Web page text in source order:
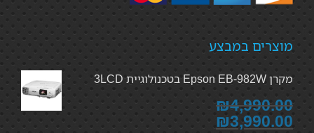
מוצרים במבצע
מקרן Epson EB-982W בטכנולוגיית 3LCD
₪4,990.00
₪3,990.00